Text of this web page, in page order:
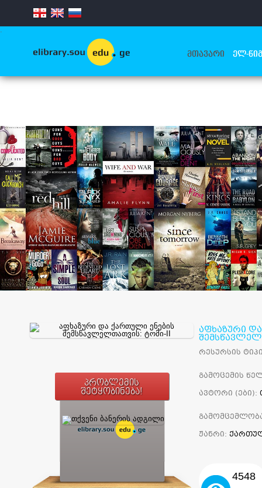
.
ᲛᲗᲐᲕᲐᲠᲘ ᲔᲚ-
პრობლემის
შეტყობინება!
აფხაზური
რესურსის
გამოცემის
ავტორი (ები):
ჟანრი:
4548